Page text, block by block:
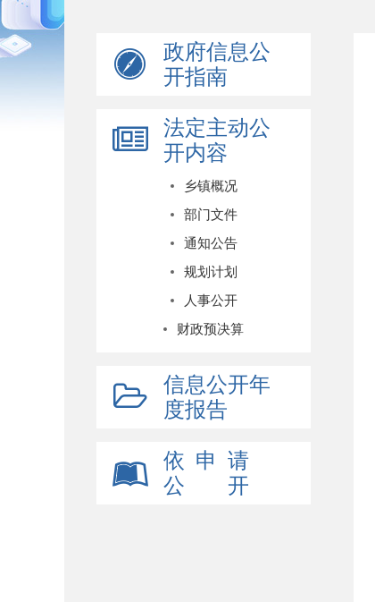
政府信息公
开指南
法定主动公
开内容
乡镇概况
部门文件
通知公告
规划计划
人事公开
财政预决算
信息公开年
度报告
依 申 请
公 开